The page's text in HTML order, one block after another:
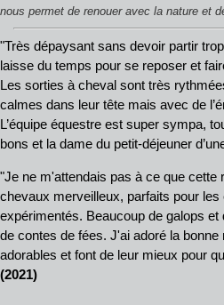
nous permet de renouer avec la nature et
"Très dépaysant sans devoir partir
laisse du temps pour se reposer et
Les sorties à cheval sont très
calmes dans leur tête mais avec de
L’équipe équestre est super sympa,
bons et la dame du petit-déjeuner
"Je ne m'attendais pas à ce que
chevaux merveilleux, parfaits pour
expérimentés. Beaucoup de galops
de contes de fées. J'ai adoré la
adorables et font de leur mieux pour
(2021)